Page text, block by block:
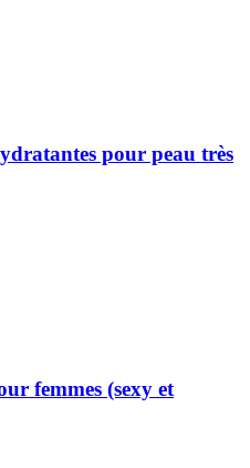
pour peau très
femmes (sexy et